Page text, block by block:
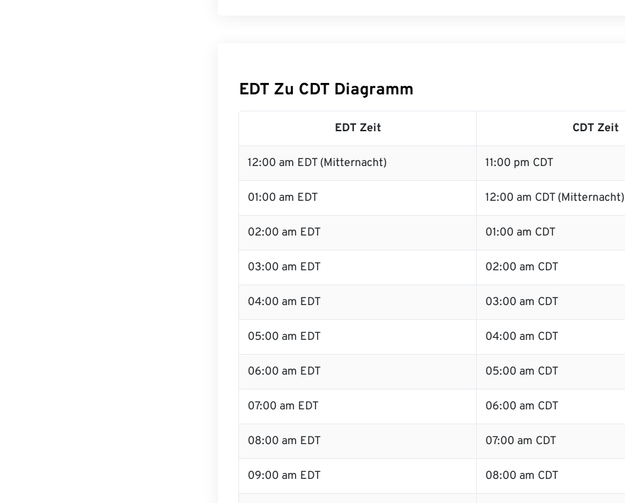
EDT Zu CDT Diagramm
EDT Zeit CDT Zeit
12:00 am EDT (Mitternacht) 11:00 pm CDT
01:00 am EDT 12:00 am CDT (Mitternacht)
02:00 am EDT 01:00 am CDT
03:00 am EDT 02:00 am CDT
04:00 am EDT 03:00 am CDT
05:00 am EDT 04:00 am CDT
06:00 am EDT 05:00 am CDT
07:00 am EDT 06:00 am CDT
08:00 am EDT 07:00 am CDT
09:00 am EDT 08:00 am CDT